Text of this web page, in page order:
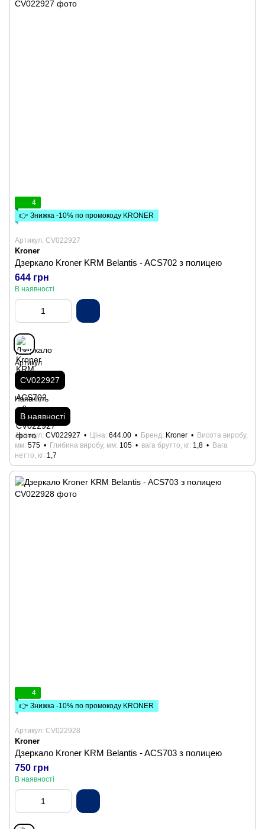
4
👉 Знижка -10% по промокоду KRONER
Артикул: CV022927
Kroner
Дзеркало Kroner KRM Belantis - ACS702 з полицею
644 грн
В наявності
Артикул
CV022927
Наявність
В наявності
Артикул CV022927 Ціна 644.00 Бренд Kroner
Висота виробу,
мм 575 Глибина виробу, мм 105 вага брутто, кг 1,8
Вага
нетто, кг 1,7
4
👉 Знижка -10% по промокоду KRONER
Артикул: CV022928
Kroner
Дзеркало Kroner KRM Belantis - ACS703 з полицею
750 грн
В наявності